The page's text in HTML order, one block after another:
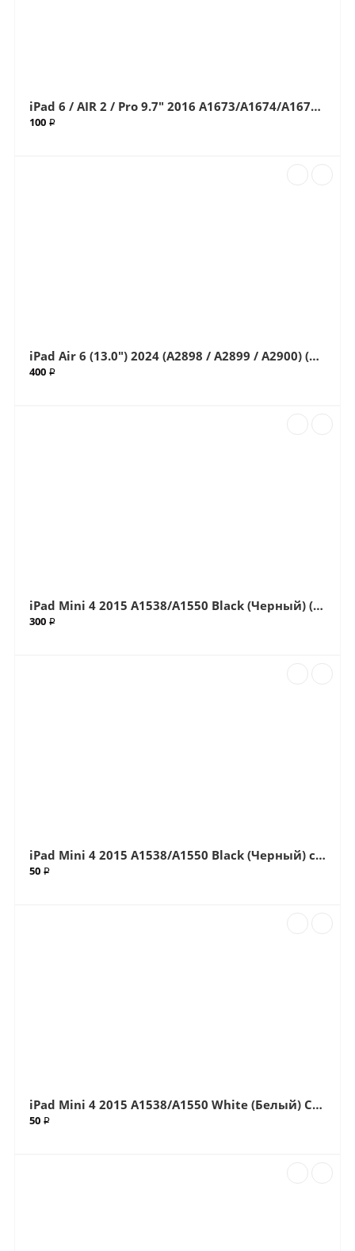
iPad 6 / AIR 2 / Pro 9.7" 2016 A1673/A1674/A1675/A1566/A1567 White (Белый) Стекло (Артик.68)
100 ₽
iPad Air 6 (13.0") 2024 (A2898 / A2899 / A2900) (G+OCA Pro) стекло с OCA плёнкой (Артик.ГС-647)
400 ₽
iPad Mini 4 2015 A1538/A1550 Black (Черный) (G+OCA Pro) стекло с OCA плёнкой (Артик.ГС-66)
300 ₽
iPad Mini 4 2015 A1538/A1550 Black (Черный) стекло (Артик.610)
50 ₽
iPad Mini 4 2015 A1538/A1550 White (Белый) Стекло (Артик.610)
50 ₽